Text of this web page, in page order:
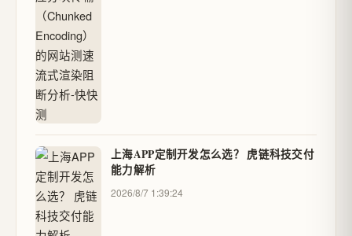
上海APP定制开发怎么选？ 虎链科技交付
能力解析
2026/8/7 1:39:24